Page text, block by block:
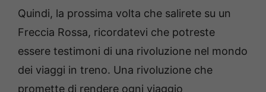
Quindi, la prossima volta che salirete su un
Freccia Rossa, ricordatevi che potreste
essere testimoni di una rivoluzione nel mondo
dei viaggi in treno. Una rivoluzione che
promette di rendere ogni viaggio